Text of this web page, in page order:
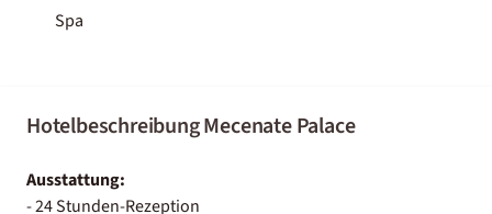
Spa
Hotelbeschreibung Mecenate Palace
Ausstattung:
- 24 Stunden-Rezeption